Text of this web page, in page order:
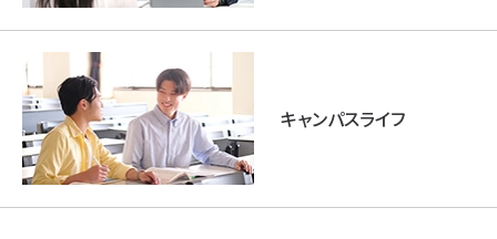
キャンパスライフ